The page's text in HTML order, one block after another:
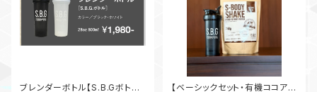
ブレンダーボトル【S.B.Gボトル】
【ベーシックセット・有機ココア】